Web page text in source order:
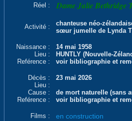
Réel : Dame Julie Bethridge
Activité :
chanteuse néo-
sœur jumelle de Lynda
Naissance :
14 mai 1958
Lieu :
HUNTLY (Nouvelle-
Reférence :
voir bibliographie et
Décès :
23 mai 2026
Lieu :
Cause :
de mort naturelle (sans
Reférence :
voir bibliographie et
Films : en construction